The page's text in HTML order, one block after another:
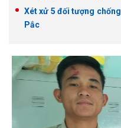
Xét xử 5 đối tượng
Pắc